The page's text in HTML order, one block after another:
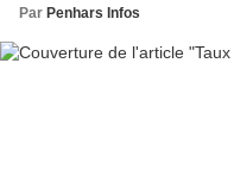
Par Penhars Infos